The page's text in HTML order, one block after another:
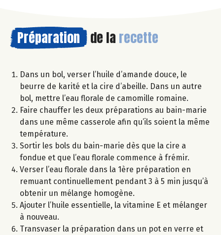
Préparation de la recette
Dans un bol, verser l’huile d’amande douce, le
beurre de karité et la cire d’abeille. Dans un autre
bol, mettre l’eau florale de camomille romaine.
Faire chauffer les deux préparations au bain-marie
dans une même casserole afin qu’ils soient la même
température.
Sortir les bols du bain-marie dès que la cire a
fondue et que l’eau florale commence à frémir.
Verser l’eau florale dans la 1ère préparation en
remuant continuellement pendant 3 à 5 min jusqu’à
obtenir un mélange homogène.
Ajouter l’huile essentielle, la vitamine E et mélanger
à nouveau.
Transvaser la préparation dans un pot en verre et